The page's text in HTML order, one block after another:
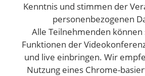
Kenntnis und stimmen der
personenbezogenen
Alle Teilnehmenden können
Funktionen der
und live einbringen. Wir
Nutzung eines Chrome-